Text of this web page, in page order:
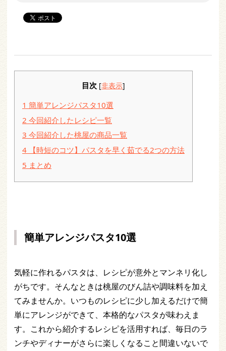
目次 [非表示]
1 簡単アレンジパスタ10選
2 今回紹介したレシピ一覧
3 今回紹介した桃屋の商品一覧
4 【時短のコツ】パスタを早く茹でる2つの方法
5 まとめ
簡単アレンジパスタ10選
気軽に作れるパスタは、レシピが意外とマンネリ化し
がちです。そんなときは桃屋のびん詰や調味料を加え
てみませんか。いつものレシピに少し加えるだけで簡
単にアレンジができて、本格的なパスタが味わえま
す。これから紹介するレシピを活用すれば、毎日のラ
ンチやディナーがさらに楽しくなること間違いないで